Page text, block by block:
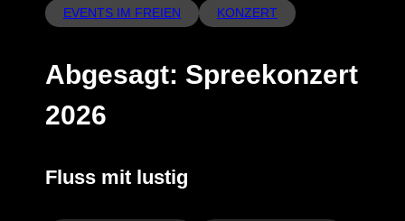
EVENTS IM FREIEN
KONZERT
Abgesagt: Spreekonzert
2026
Fluss mit lustig